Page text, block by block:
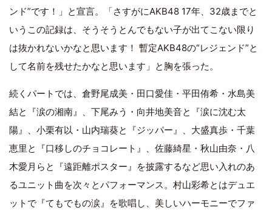
ンド”です！」と宣言。「さすがにAKB48 17年、32歳までと
いうこの記録は、そうそうとんでもない子が出てこない限り
は抜かれないかなと思います！ 暫定AKB48の“レジェンド”と
して名前を残せたかなと思います」と胸を張った。
続くパートでは、倉野尾成美・田口愛佳・平田侑希・水島美
結と『涙の湘南』、下尾みう・向井地美音と『涙に沈む太
陽』、小栗有以・山内瑞葵と『ジッパー』、大盛真歩・千葉
恵里と『口移しのチョコレート』、佐藤綺星・秋山由奈・八
木愛月らと『遠距離ポスター』を披露するなど思い入れのあ
るユニット曲を次々とパフォーマンス。村山彩希とはデュエ
ットで『てもでもの涙』を歌唱し、美しいハーモニーでファ